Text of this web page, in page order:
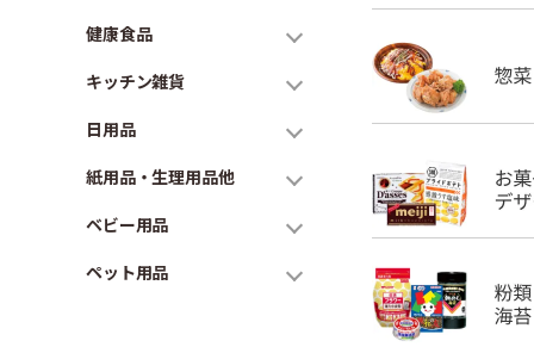
健康食品
キッチン雑貨
日用品
紙用品・生理用品他
ベビー用品
ペット用品